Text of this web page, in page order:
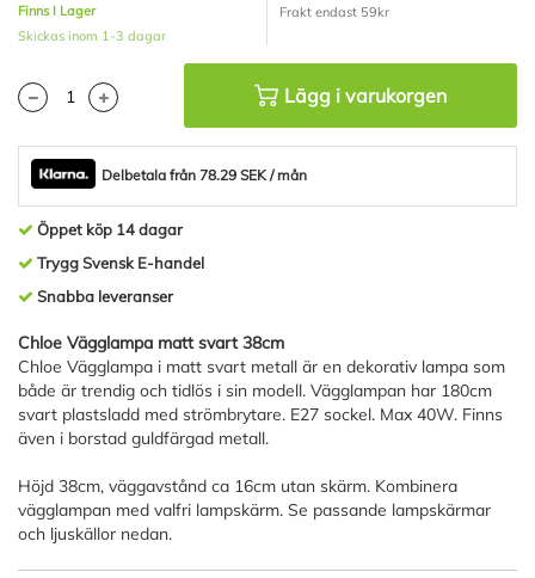
Finns I Lager
Skickas inom 1-3 dagar
Frakt endast 59kr
Lägg i varukorgen
Delbetala från 78.29 SEK / mån
Öppet köp 14 dagar
Trygg Svensk E-handel
Snabba leveranser
Chloe Vägglampa matt svart 38cm
Chloe Vägglampa i matt svart metall är en dekorativ lampa som
både är trendig och tidlös i sin modell. Vägglampan har 180cm
svart plastsladd med strömbrytare. E27 sockel. Max 40W. Finns
även i borstad guldfärgad metall.
Höjd 38cm, väggavstånd ca 16cm utan skärm. Kombinera
vägglampan med valfri lampskärm. Se passande lampskärmar
och ljuskällor nedan.